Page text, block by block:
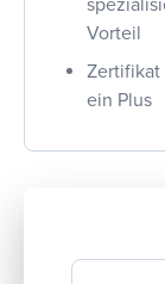
Vorteil
Zertifikat
ein Plus